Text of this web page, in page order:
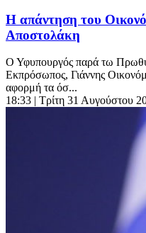
Η απάντηση του
Αποστολάκη
Ο Υφυπουργός παρά τω
Εκπρόσωπος, Γιάννης
αφορμή τα όσ...
18:33 | Τρίτη 31 Αυγούστου